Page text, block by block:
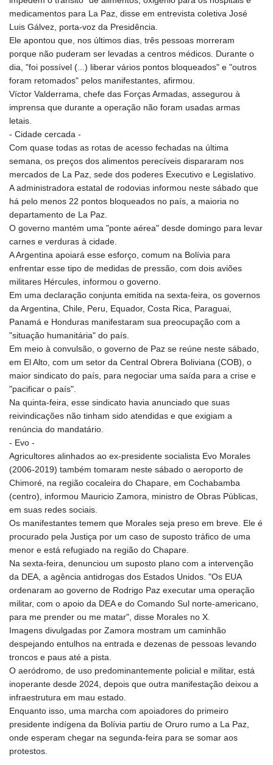
medicamentos para La Paz, disse em entrevista coletiva José
Luis Gálvez, porta-voz da Presidência.
Ele apontou que, nos últimos dias, três pessoas morreram
porque não puderam ser levadas a centros médicos. Durante o
dia, "foi possível (...) liberar vários pontos bloqueados" e "outros
foram retomados" pelos manifestantes, afirmou.
Víctor Valderrama, chefe das Forças Armadas, assegurou à
imprensa que durante a operação não foram usadas armas
letais.
- Cidade cercada -
Com quase todas as rotas de acesso fechadas na última
semana, os preços dos alimentos perecíveis dispararam nos
mercados de La Paz, sede dos poderes Executivo e Legislativo.
A administradora estatal de rodovias informou neste sábado que
há pelo menos 22 pontos bloqueados no país, a maioria no
departamento de La Paz.
O governo mantém uma "ponte aérea" desde domingo para levar
carnes e verduras à cidade.
A Argentina apoiará esse esforço, comum na Bolívia para
enfrentar esse tipo de medidas de pressão, com dois aviões
militares Hércules, informou o governo.
Em uma declaração conjunta emitida na sexta-feira, os governos
da Argentina, Chile, Peru, Equador, Costa Rica, Paraguai,
Panamá e Honduras manifestaram sua preocupação com a
"situação humanitária" do país.
Em meio à convulsão, o governo de Paz se reúne neste sábado,
em El Alto, com um setor da Central Obrera Boliviana (COB), o
maior sindicato do país, para negociar uma saída para a crise e
"pacificar o país".
Na quinta-feira, esse sindicato havia anunciado que suas
reivindicações não tinham sido atendidas e que exigiam a
renúncia do mandatário.
- Evo -
Agricultores alinhados ao ex-presidente socialista Evo Morales
(2006-2019) também tomaram neste sábado o aeroporto de
Chimoré, na região cocaleira do Chapare, em Cochabamba
(centro), informou Mauricio Zamora, ministro de Obras Públicas,
em suas redes sociais.
Os manifestantes temem que Morales seja preso em breve. Ele é
procurado pela Justiça por um caso de suposto tráfico de uma
menor e está refugiado na região do Chapare.
Na sexta-feira, denunciou um suposto plano com a intervenção
da DEA, a agência antidrogas dos Estados Unidos. "Os EUA
ordenaram ao governo de Rodrigo Paz executar uma operação
militar, com o apoio da DEA e do Comando Sul norte-americano,
para me prender ou me matar", disse Morales no X.
Imagens divulgadas por Zamora mostram um caminhão
despejando entulhos na entrada e dezenas de pessoas levando
troncos e paus até a pista.
O aeródromo, de uso predominantemente policial e militar, está
inoperante desde 2024, depois que outra manifestação deixou a
infraestrutura em mau estado.
Enquanto isso, uma marcha com apoiadores do primeiro
presidente indígena da Bolívia partiu de Oruro rumo a La Paz,
onde esperam chegar na segunda-feira para se somar aos
protestos.